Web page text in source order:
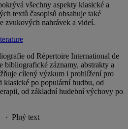
všechny aspekty klasické a
textů časopisů obsahuje také
zvukových nahrávek a videí.
od Répertoire International de
bibliografické záznamy, abstrakty a
cílený výzkum i prohlížení pro
po populární hudbu, od
od základní hudební výchovy po
· Plný text